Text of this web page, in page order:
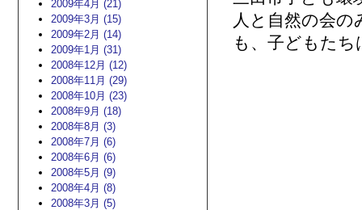
2009年4月 (21)
2009年3月 (15)
2009年2月 (14)
2009年1月 (31)
2008年12月 (12)
2008年11月 (29)
2008年10月 (23)
2008年9月 (18)
2008年8月 (3)
2008年7月 (6)
2008年6月 (6)
2008年5月 (9)
2008年4月 (8)
2008年3月 (5)
人と自然の会
も、子どもた